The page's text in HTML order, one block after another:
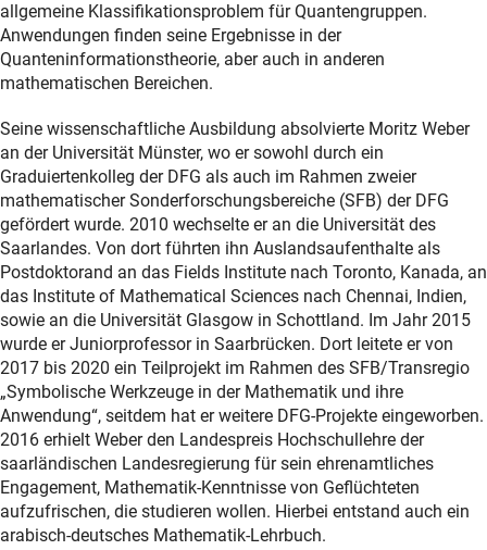
allgemeine Klassifikationsproblem für Quantengruppen.
Anwendungen finden seine Ergebnisse in der
Quanteninformationstheorie, aber auch in anderen
mathematischen Bereichen.
Seine wissenschaftliche Ausbildung absolvierte Moritz Weber
an der Universität Münster, wo er sowohl durch ein
Graduiertenkolleg der DFG als auch im Rahmen zweier
mathematischer Sonderforschungsbereiche (SFB) der DFG
gefördert wurde. 2010 wechselte er an die Universität des
Saarlandes. Von dort führten ihn Auslandsaufenthalte als
Postdoktorand an das Fields Institute nach Toronto, Kanada, an
das Institute of Mathematical Sciences nach Chennai, Indien,
sowie an die Universität Glasgow in Schottland. Im Jahr 2015
wurde er Juniorprofessor in Saarbrücken. Dort leitete er von
2017 bis 2020 ein Teilprojekt im Rahmen des SFB/Transregio
„Symbolische Werkzeuge in der Mathematik und ihre
Anwendung“, seitdem hat er weitere DFG-Projekte eingeworben.
2016 erhielt Weber den Landespreis Hochschullehre der
saarländischen Landesregierung für sein ehrenamtliches
Engagement, Mathematik-Kenntnisse von Geflüchteten
aufzufrischen, die studieren wollen. Hierbei entstand auch ein
arabisch-deutsches Mathematik-Lehrbuch.